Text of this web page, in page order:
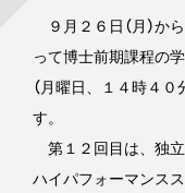
９月２６日（月）か
って博士前期課程の
（月曜日、１４時４
す。
第１２回目は、独
ハイパフォーマンス